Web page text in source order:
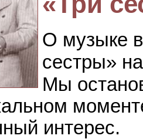
О музыке
сестры»
Мы
интерес.